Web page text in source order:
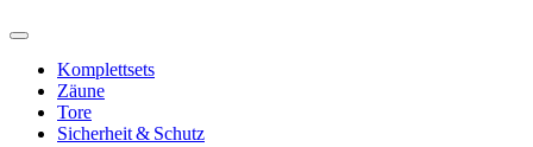
Komplettsets
Zäune
Tore
Sicherheit & Schutz